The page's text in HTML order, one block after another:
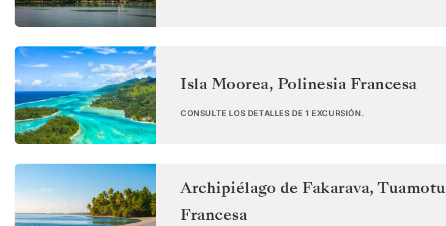
Isla Moorea, Polinesia Francesa
CONSULTE LOS DETALLES DE 1 EXCURSIÓN.
Archipiélago de Fakarava, Tuamotu
Francesa